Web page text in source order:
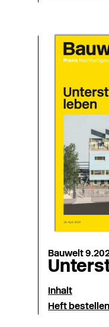
Bauwelt
Inhalt
Heft bestellen